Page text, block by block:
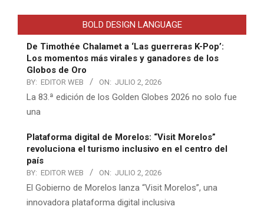
BOLD DESIGN LANGUAGE
De Timothée Chalamet a ‘Las guerreras K-Pop’:
Los momentos más virales y ganadores de los
Globos de Oro
BY: EDITOR WEB ON: JULIO 2, 2026
La 83.ª edición de los Golden Globes 2026 no solo fue
una
Plataforma digital de Morelos: “Visit Morelos”
revoluciona el turismo inclusivo en el centro del
país
BY: EDITOR WEB ON: JULIO 2, 2026
El Gobierno de Morelos lanza “Visit Morelos”, una
innovadora plataforma digital inclusiva